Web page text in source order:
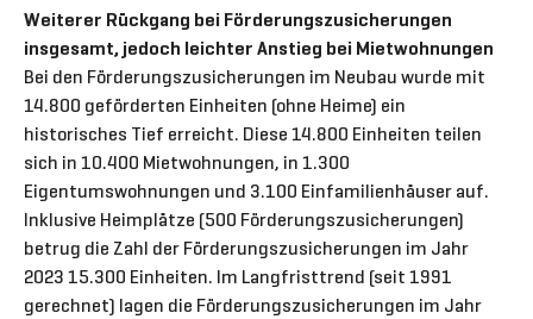
Weiterer Rückgang bei Förderungszusicherungen
insgesamt, jedoch leichter Anstieg bei Mietwohnungen
Bei den Förderungszusicherungen im Neubau wurde mit
14.800 geförderten Einheiten (ohne Heime) ein
historisches Tief erreicht. Diese 14.800 Einheiten teilen
sich in 10.400 Mietwohnungen, in 1.300
Eigentumswohnungen und 3.100 Einfamilienhäuser auf.
Inklusive Heimplätze (500 Förderungszusicherungen)
betrug die Zahl der Förderungszusicherungen im Jahr
2023 15.300 Einheiten. Im Langfristtrend (seit 1991
gerechnet) lagen die Förderungszusicherungen im Jahr